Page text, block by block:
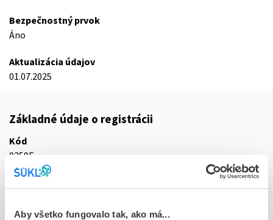
Aby všetko fungovalo tak, ako má...
Bezpečnostný prvok
Áno
Aktualizácia údajov
01.07.2025
Základné údaje o registrácii
Kód
0359F